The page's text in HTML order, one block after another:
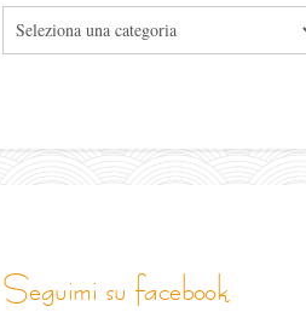
seguimi su facebook